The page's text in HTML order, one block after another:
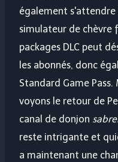
également s'attendre
simulateur de chèvre
packages DLC peut
les abonnés, donc
Standard Game
voyons le retour de
canal de donjon
reste intrigante et
a maintenant une